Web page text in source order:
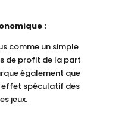
:
comme un simple
de profit de la part
également que
effet spéculatif des
jeux.